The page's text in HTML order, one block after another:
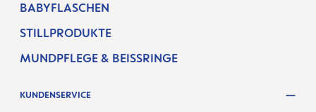
BABYFLASCHEN
STILLPRODUKTE
MUNDPFLEGE & BEISSRINGE
KUNDENSERVICE